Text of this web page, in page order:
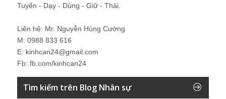
Tuyển - Dạy - Dùng - Giữ - Thải.
Liên hệ: Mr. Nguyễn Hùng Cường
M: 0988 833 616
E: kinhcan24@gmail.com
Fb: fb.com/kinhcan24
Tìm kiếm trên Blog Nhân sự